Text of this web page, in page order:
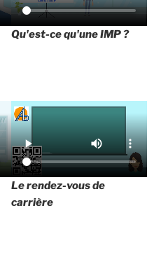
Qu'est-ce qu'une IMP ?
Le rendez-vous de
carrière